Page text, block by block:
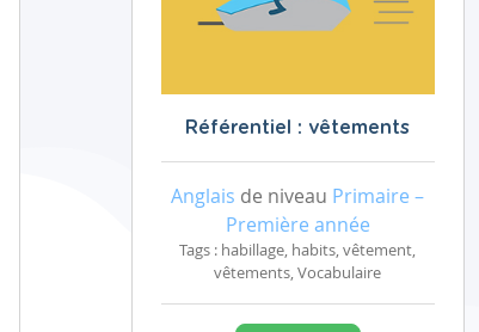
Référentiel : vêtements
Anglais de niveau Primaire –
Première année
Tags : habillage, habits, vêtement,
vêtements, Vocabulaire